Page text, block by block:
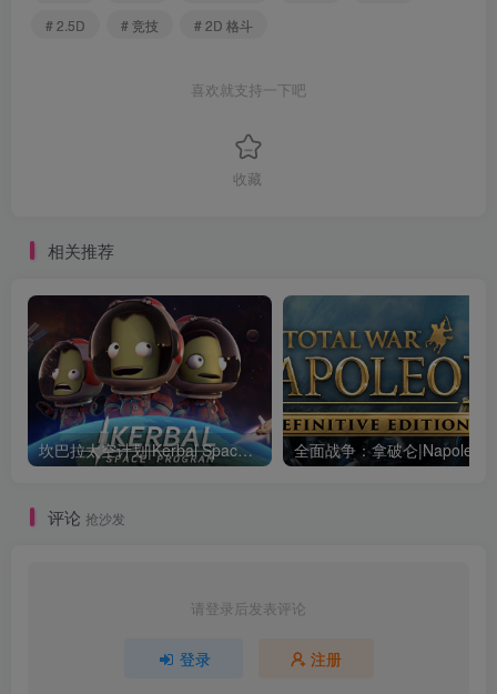
# 2.5D
# 竞技 # 2D 格斗
喜欢就支持一下吧
收藏
相关推荐
坎巴拉太空计划|Kerbal Space Program|1.12.5.3190|整合全DLC
评论 抢沙发
请登录后发表评论
登录 注册